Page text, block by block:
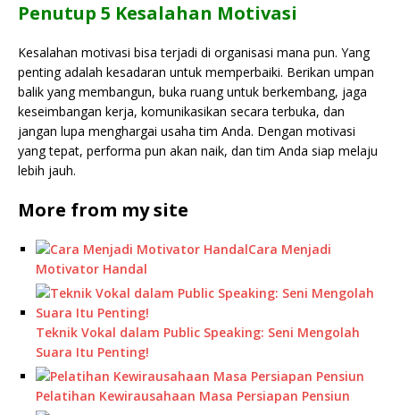
Penutup 5 Kesalahan Motivasi
Kesalahan motivasi bisa terjadi di organisasi mana pun. Yang
penting adalah kesadaran untuk memperbaiki. Berikan umpan
balik yang membangun, buka ruang untuk berkembang, jaga
keseimbangan kerja, komunikasikan secara terbuka, dan
jangan lupa menghargai usaha tim Anda. Dengan motivasi
yang tepat, performa pun akan naik, dan tim Anda siap melaju
lebih jauh.
More from my site
Cara Menjadi
Motivator Handal
Teknik Vokal dalam Public Speaking: Seni Mengolah
Suara Itu Penting!
Pelatihan Kewirausahaan Masa Persiapan Pensiun